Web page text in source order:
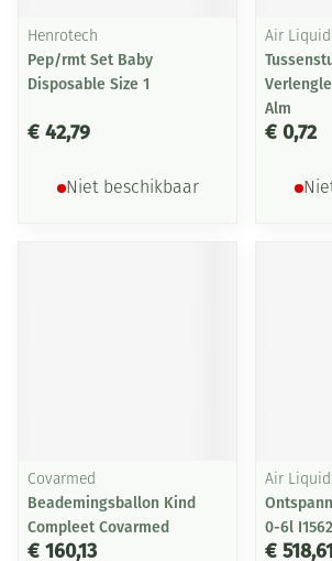
Henrotech
Pep/rmt Set Baby
Disposable Size 1
€ 42,79
Niet beschikbaar
Air
Alm
€ 0,72
Covarmed
Beademingsballon Kind
Compleet Covarmed
€ 160,13
Air
0-6l
€ 518,61